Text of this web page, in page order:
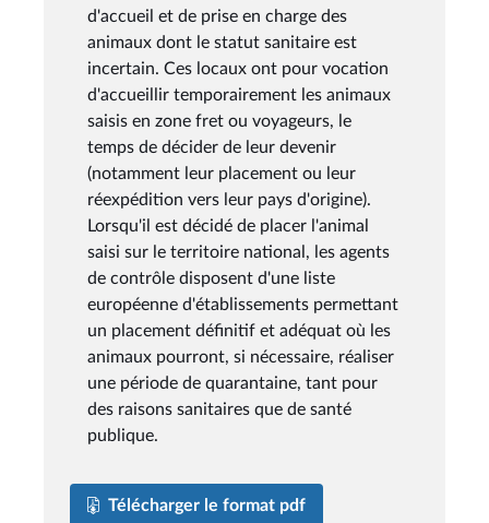
d'accueil et de prise en charge des
animaux dont le statut sanitaire est
incertain. Ces locaux ont pour vocation
d'accueillir temporairement les animaux
saisis en zone fret ou voyageurs, le
temps de décider de leur devenir
(notamment leur placement ou leur
réexpédition vers leur pays d'origine).
Lorsqu'il est décidé de placer l'animal
saisi sur le territoire national, les agents
de contrôle disposent d'une liste
européenne d'établissements permettant
un placement définitif et adéquat où les
animaux pourront, si nécessaire, réaliser
une période de quarantaine, tant pour
des raisons sanitaires que de santé
publique.
Télécharger le format pdf